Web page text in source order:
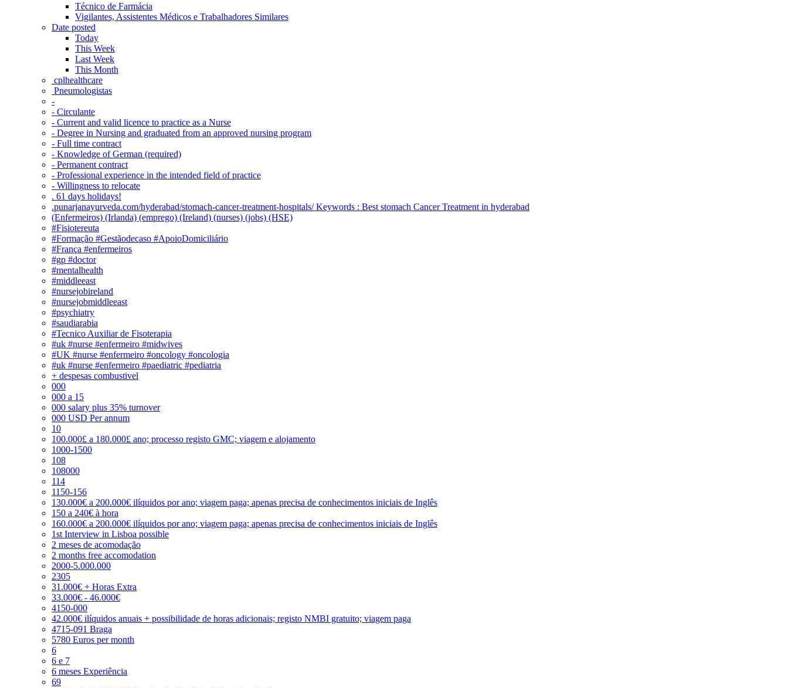
Técnico de Farmácia
Vigilantes, Assistentes Médicos e Trabalhadores Similares
Date posted
Today
This Week
Last Week
This Month
‎ cplhealthcare‬
Pneumologistas
-
- Circulante
- Current and valid licence to practice as a Nurse
- Degree in Nursing and graduated from an approved nursing program
- Full time contract
- Knowledge of German (required)
- Permanent contract
- Professional experience in the intended field of practice
- Willingness to relocate
. 61 days holidays!
.punarjanayurveda.com/hyderabad/stomach-cancer-treatment-hospitals/ Keywords : Best stomach Cancer Treatment in hyderabad
(Enfermeiros) (Irlanda) (emprego) (Ireland) (nurses) (jobs) (HSE)
#Fisiotereuta
#Formação #Gestãodecaso #ApoioDomiciliário
#França #enfermeiros
#gp #doctor
#mentalhealth
#middleeast
#nursejobireland
#nursejobmiddleeast
#psychiatry
#saudiarabia
#Tecnico Auxiliar de Fisoterapia
#uk #nurse #enfermeiro #midwives
#UK #nurse #enfermeiro #oncology #oncologia
#uk #nurse #enfermeiro #paediatric #pediatria
+ despesas combustivel
000
000 a 15
000 salary plus 35% turnover
000 USD Per annum
10
100.000£ a 180.000£ ano; processo registo GMC; viagem e alojamento
1000-1500
108
108000
114
1150-156
130.000€ a 200.000€ ilíquidos por ano; viagem paga; apenas precisa de conhecimentos iniciais de Inglês
150 a 240€ à hora
160.000€ a 200.000€ ilíquidos por ano; viagem paga; apenas precisa de conhecimentos iniciais de Inglês
1st Interview in Lisboa possible
2 meses de acomodação
2 months free accomodation
2000-5.000.000
2305
31.000€ + Horas Extra
33.000€ - 46.000€
4150-000
42.000€ ilíquidos anuais + possibilidade de horas adicionais; registo NMBI gratuito; viagem paga
4715-091 Braga
5780 Euros per month
6
6 e 7
6 meses Experiência
69